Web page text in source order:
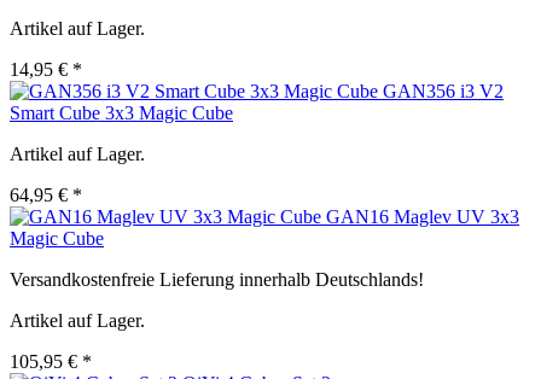
Artikel auf Lager.
14,95 € *
GAN356 i3 V2
Smart Cube 3x3 Magic Cube
Artikel auf Lager.
64,95 € *
GAN16 Maglev UV 3x3
Magic Cube
Versandkostenfreie Lieferung innerhalb Deutschlands!
Artikel auf Lager.
105,95 € *